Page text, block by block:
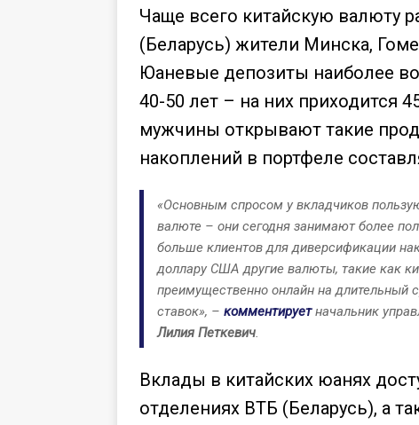
Чаще всего китайскую валюту
(Беларусь) жители Минска,
Юаневые депозиты наиболее
40-50 лет – на них приходится
мужчины открывают такие
накоплений в портфеле
«Основным спросом у вкладчиков
валюте – они сегодня занимают более
больше клиентов для диверсификации
доллару США другие валюты, такие как
преимущественно онлайн на длительный
ставок», – комментируетначальник
Лилия Петкевич.
Вклады в китайских юанях
отделениях ВТБ (Беларусь), а